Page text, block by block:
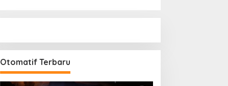
Otomatif Terbaru